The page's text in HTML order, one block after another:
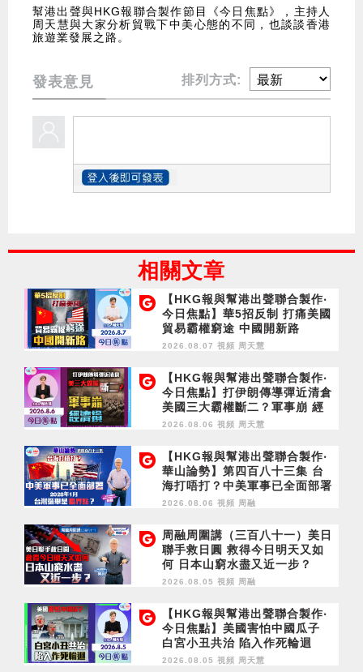
幫港出聲與HKG報聯合製作節目《今日焦點》，主持人
周天慧與大家分析貿戰下中美心態的不同，也談談香港
旅遊業發展之路。
發表意見 排列方式:
相關文章
【HKG報與幫港出聲聯合製作‧
今日焦點】華5招反制 打痛美國
貿易霸權窮途 中國開新路
2026.08.07 視頻 周天慧
【HKG報與幫港出聲聯合製作‧
今日焦點】打伊朗傳導彈近清倉
美國三大霸權斷二？軍事崩 經
濟損
2026.08.06 視頻 周天慧
【HKG報與幫港出聲聯合製作‧
華山論勢】第四百八十三集 台
海打唔打？中美軍事已全面部署
2028年1月台灣選舉是臨界點？
2026.08.06 視頻 周融
周融周圍講（三百八十一）美日
聯手救日圓 救得今日明天又如
何 日本山窮水盡又近一步？
2026.08.05 視頻 周融
【HKG報與幫港出聲聯合製作‧
今日焦點】美國害怕中國瓜子
白宮小丑共治 陷入作死輪迴
2026.08.05 視頻 周天慧